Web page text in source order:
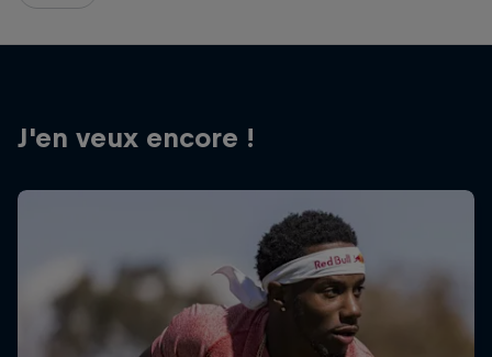
J'en veux encore !